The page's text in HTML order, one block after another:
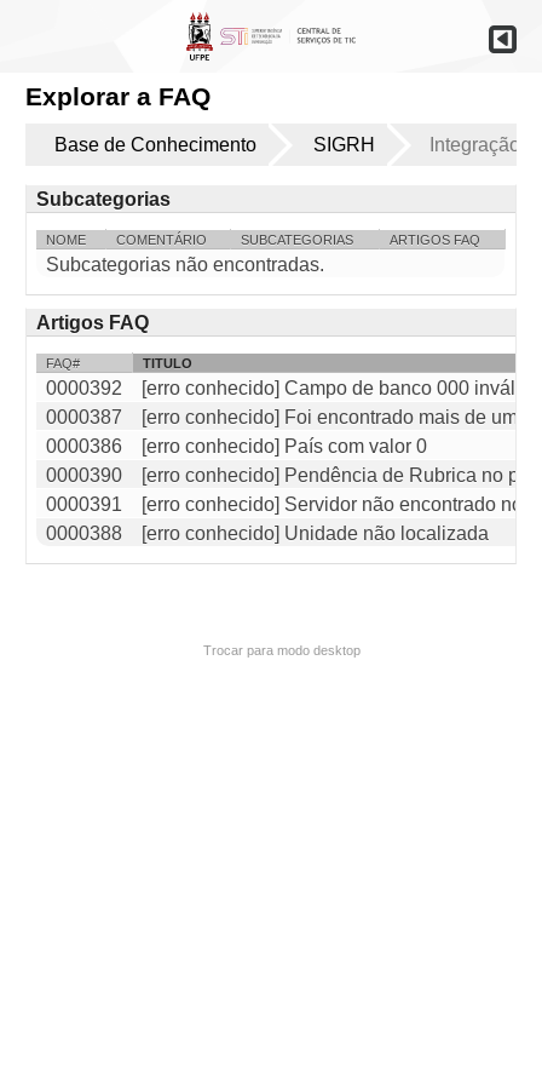
Explorar a FAQ
Base de Conhecimento SIGRH Integração
Subcategorias
NOME COMENTÁRIO SUBCATEGORIAS ARTIGOS FAQ
Subcategorias não encontradas.
Artigos FAQ
FAQ# TITULO
0000392
[erro conhecido] Campo de banco 000
0000387
[erro conhecido] Foi encontrado mais de um
0000386
[erro conhecido] País com valor 0
0000390
[erro conhecido] Pendência de Rubrica no
0000391
[erro conhecido] Servidor não encontrado no
0000388
[erro conhecido] Unidade não localizada
Trocar para modo desktop